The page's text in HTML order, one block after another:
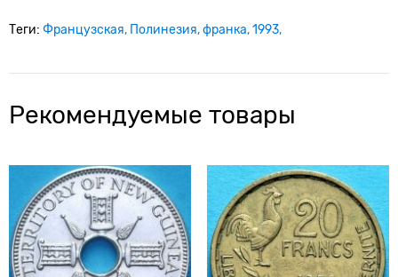
Теги: Французская Полинезия франка 1993
Рекомендуемые товары